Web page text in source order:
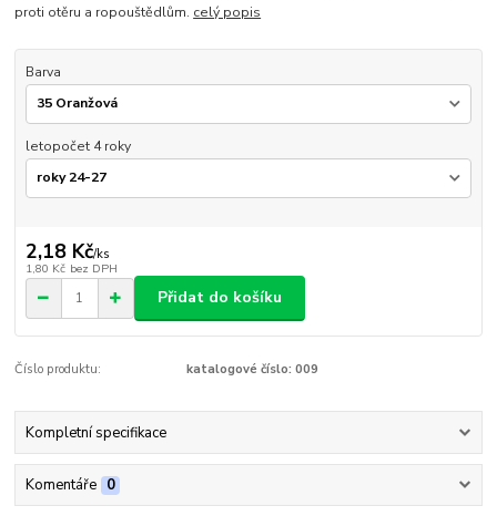
proti otěru a ropouštědlům. celý popis
Barva
letopočet 4 roky
2,18 Kč/ks
1,80 Kč bez DPH
Přidat do košíku
Číslo produktu: katalogové číslo: 009
Kompletní specifikace
Komentáře 0